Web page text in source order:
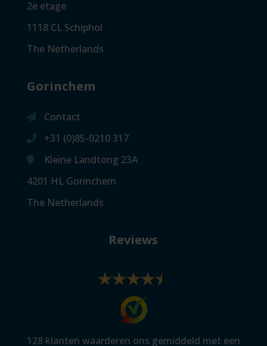
2e etage
1118 CL Schiphol
The Netherlands
Gorinchem
Contact
+31 (0)85-0210 317
Kleine Landtong 23A
4201 HL Gorinchem
The Netherlands
Reviews
128klanten waarderen ons gemiddeld met een